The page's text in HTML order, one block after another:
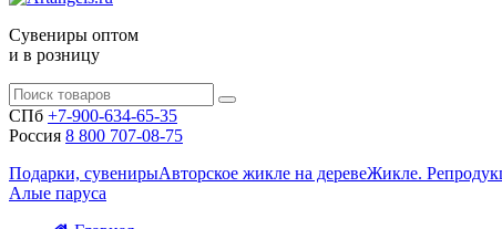
Сувениры оптом
и в розницу
СПб +7-900-634-65-35
Россия 8 800 707-08-75
Подарки, сувенирыАвторское жикле на деревеЖикле.
Алые паруса